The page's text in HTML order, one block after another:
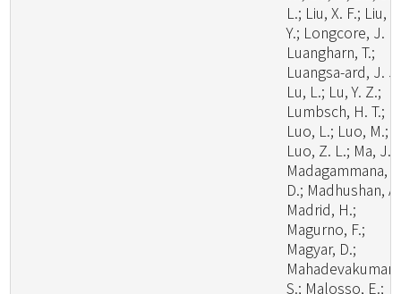
L.; Liu, X. F.; Liu,
Y.; Longcore, J.
Luangharn, T.;
Luangsa-ard, J.
Lu, L.; Lu, Y. Z.;
Lumbsch, H. T.;
Luo, L.; Luo, M.;
Luo, Z. L.; Ma, J.;
Madagammana,
D.; Madhushan,
Madrid, H.;
Magurno, F.;
Magyar, D.;
Mahadevakumar,
S.; Malosso, E.;